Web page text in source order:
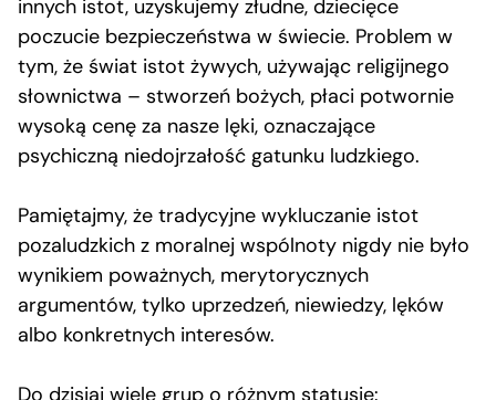
innych istot, uzyskujemy złudne, dziecięce
poczucie bezpieczeństwa w świecie. Problem w
tym, że świat istot żywych, używając religijnego
słownictwa – stworzeń bożych, płaci potwornie
wysoką cenę za nasze lęki, oznaczające
psychiczną niedojrzałość gatunku ludzkiego.
Pamiętajmy, że tradycyjne wykluczanie istot
pozaludzkich z moralnej wspólnoty nigdy nie było
wynikiem poważnych, merytorycznych
argumentów, tylko uprzedzeń, niewiedzy, lęków
albo konkretnych interesów.
Do dzisiaj wiele grup o różnym statusie: